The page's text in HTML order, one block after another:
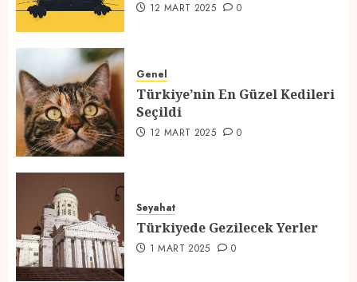
3
Seçildi
12 MART 2025 0
4
1 MART 2025
12 MART 2025 0
Genel
Türkiye’nin En Güzel Kedileri
Seçildi
12 MART 2025 0
Seyahat
Türkiyede Gezilecek Yerler
1 MART 2025 0